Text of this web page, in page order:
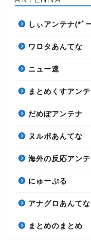
しぃアンテナ(*ﾟ
ワロタあんてな
ニュー速
まとめくすアン
だめぽアンテナ
ヌルポあんてな
海外の反応アン
にゅーぷる
アナグロあんてな
まとめのまとめ